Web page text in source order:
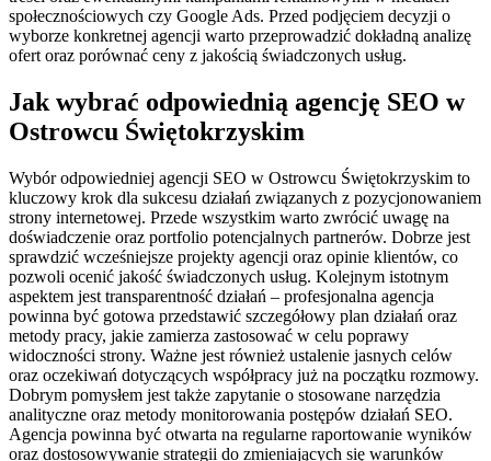
społecznościowych czy Google Ads. Przed podjęciem decyzji o
wyborze konkretnej agencji warto przeprowadzić dokładną analizę
ofert oraz porównać ceny z jakością świadczonych usług.
Jak wybrać odpowiednią agencję SEO w
Ostrowcu Świętokrzyskim
Wybór odpowiedniej agencji SEO w Ostrowcu Świętokrzyskim to
kluczowy krok dla sukcesu działań związanych z pozycjonowaniem
strony internetowej. Przede wszystkim warto zwrócić uwagę na
doświadczenie oraz portfolio potencjalnych partnerów. Dobrze jest
sprawdzić wcześniejsze projekty agencji oraz opinie klientów, co
pozwoli ocenić jakość świadczonych usług. Kolejnym istotnym
aspektem jest transparentność działań – profesjonalna agencja
powinna być gotowa przedstawić szczegółowy plan działań oraz
metody pracy, jakie zamierza zastosować w celu poprawy
widoczności strony. Ważne jest również ustalenie jasnych celów
oraz oczekiwań dotyczących współpracy już na początku rozmowy.
Dobrym pomysłem jest także zapytanie o stosowane narzędzia
analityczne oraz metody monitorowania postępów działań SEO.
Agencja powinna być otwarta na regularne raportowanie wyników
oraz dostosowywanie strategii do zmieniających się warunków